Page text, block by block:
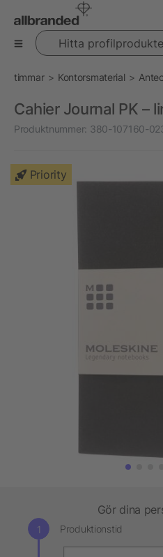
Hitta profilprodukter
timmar Kontorsmaterial
Cahier Journal PK –
Produktnummer: 380-107160-
Priority
Gör dina
Produktionstid